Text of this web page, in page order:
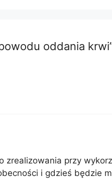
oddania
przy
i gdzieś będzie